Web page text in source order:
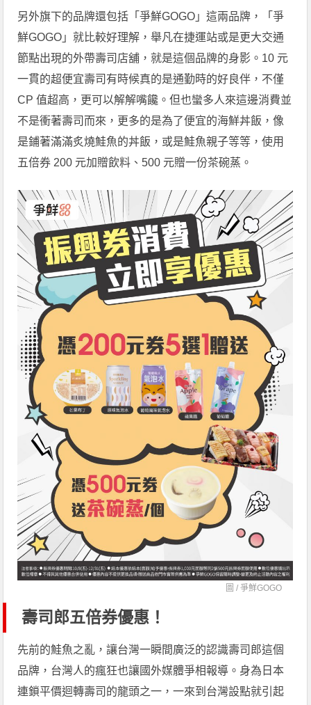
另外旗下的品牌還包括「爭鮮GOGO」這兩品牌，「爭
鮮GOGO」就比較好理解，舉凡在捷運站或是更大交通
節點出現的外帶壽司店舖，就是這個品牌的身影。10 元
一貫的超便宜壽司有時候真的是通勤時的好良伴，不僅
CP 值超高，更可以解解嘴饞。但也蠻多人來這邊消費並
不是衝著壽司而來，更多的是為了便宜的海鮮丼飯，像
是鋪著滿滿炙燒鮭魚的丼飯，或是鮭魚親子等等，使用
五倍券 200 元加贈飲料、500 元贈一份茶碗蒸。
圖 /爭鮮GOGO
壽司郎五倍券優惠！
先前的鮭魚之亂，讓台灣一瞬間廣泛的認識壽司郎這個
品牌，台灣人的瘋狂也讓國外媒體爭相報導。身為日本
連鎖平價迴轉壽司的龍頭之一，一來到台灣設點就引起